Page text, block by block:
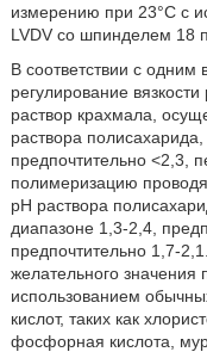
измерению при 23°C с
LVDV со шпинделем 18
В соответствии с одним
регулирование
раствор крахмала,
раствора
предпочтительно <2,3,
полимеризацию
pH раствора
диапазоне 1,3-2,4,
предпочтительно 1,7-
желательного
использованием
кислот, таких как
фосфорная кислота,